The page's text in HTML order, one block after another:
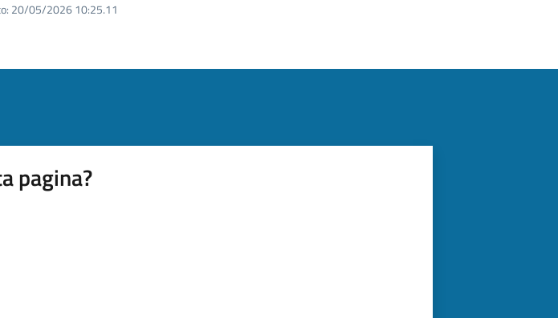
20/05/2026 10:25.11
pagina?